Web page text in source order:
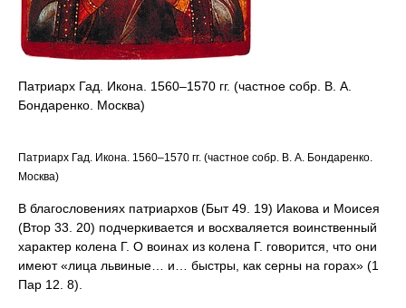
Патриарх Гад. Икона. 1560–1570 гг. (частное собр. В. А.
Бондаренко. Москва)
Патриарх Гад. Икона. 1560–1570 гг. (частное собр. В. А. Бондаренко.
Москва)
В благословениях патриархов (Быт 49. 19) Иакова и Моисея
(Втор 33. 20) подчеркивается и восхваляется воинственный
характер колена Г. О воинах из колена Г. говорится, что они
имеют «лица львиные… и… быстры, как серны на горах» (1
Пар 12. 8).